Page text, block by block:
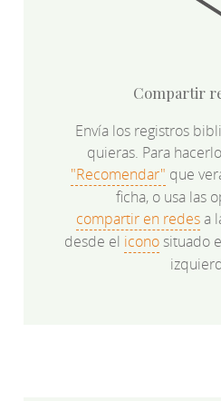
Compartir
Envía los registros
quieras. Para
"Recomendar" que
ficha, o usa las
compartir en redesa
desde el iconosituado